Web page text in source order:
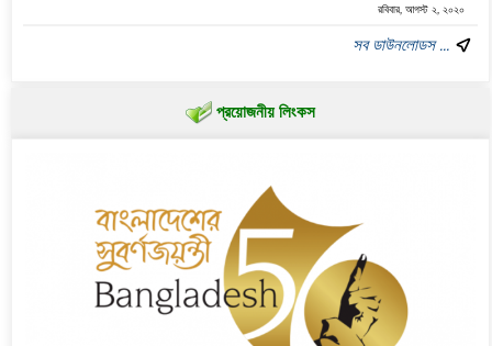
রবিবার, আগস্ট ২, ২০২০
সব ডাউনলোডস ...
প্রয়োজনীয় লিংকস